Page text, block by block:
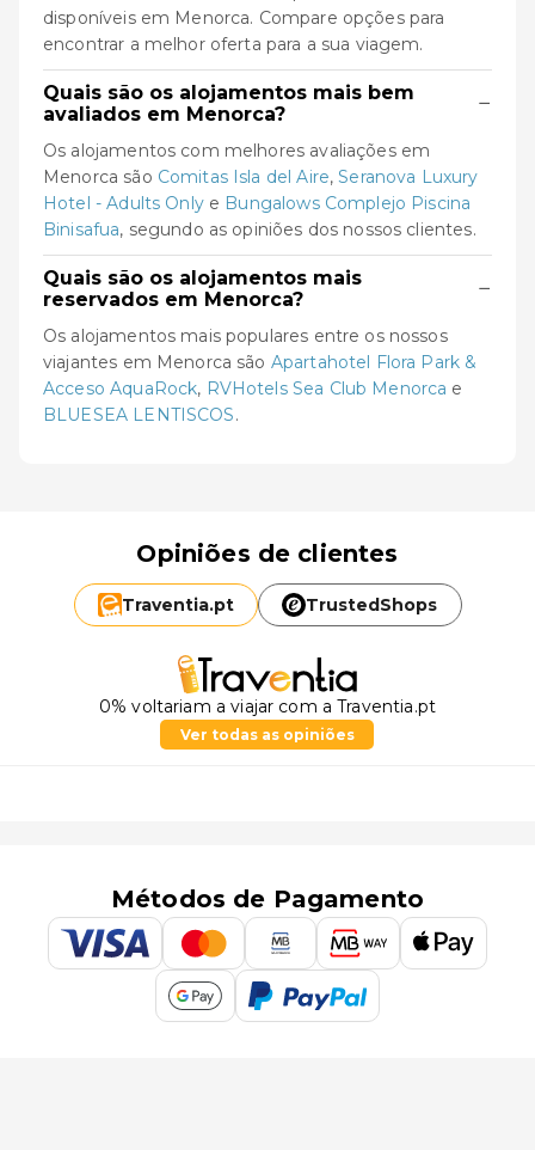
disponíveis em Menorca. Compare opções para
encontrar a melhor oferta para a sua viagem.
Quais são os alojamentos mais bem
avaliados em Menorca?
−
Os alojamentos com melhores avaliações em
Menorca são Comitas Isla del Aire,Seranova Luxury
Hotel - Adults Onlye Bungalows Complejo Piscina
Binisafua, segundo as opiniões dos nossos clientes.
Quais são os alojamentos mais
reservados em Menorca?
−
Os alojamentos mais populares entre os nossos
viajantes em Menorca são Apartahotel Flora Park &
Acceso AquaRock, RVHotels Sea Club Menorca e
BLUESEA LENTISCOS.
Opiniões de clientes
Traventia.pt TrustedShops
0% voltariam a viajar com a Traventia.pt
Ver todas as opiniões
Métodos de Pagamento